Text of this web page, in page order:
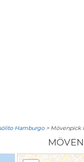
Hamburgo> Mövenpick